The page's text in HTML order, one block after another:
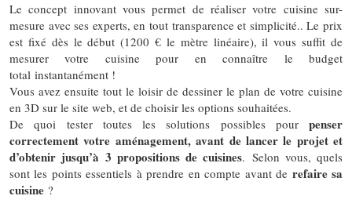
Le concept innovant vous permet de réaliser votre cuisine sur-
mesure avec ses experts, en tout transparence et simplicité.. Le prix
est fixé dès le début (1200 € le mètre linéaire), il vous suffit de
mesurer votre cuisine pour en connaître le budget
total instantanément !
Vous avez ensuite tout le loisir de dessiner le plan de votre cuisine
en 3D sur le site web, et de choisir les options souhaitées.
De quoi tester toutes les solutions possibles pour penser
correctement votre aménagement, avant de lancer le projet et
d’obtenir jusqu’à 3 propositions de cuisines. Selon vous, quels
sont les points essentiels à prendre en compte avant de refaire sa
cuisine ?